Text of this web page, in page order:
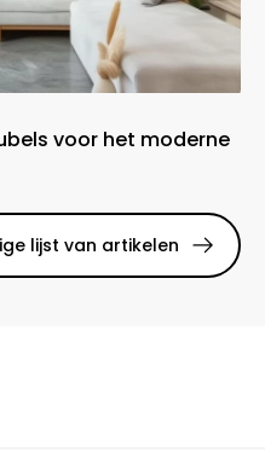
voor het moderne
lijst van artikelen